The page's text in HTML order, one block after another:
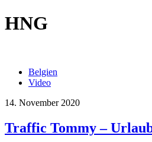
HNG
Belgien
Video
14. November 2020
Traffic Tommy –